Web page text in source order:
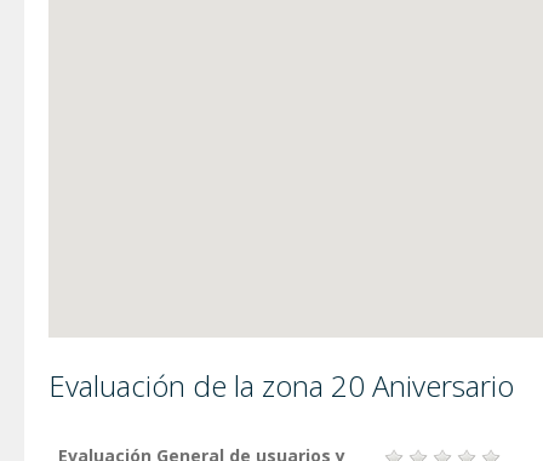
Evaluación de la zona 20 Aniversario
Evaluación General de usuarios y